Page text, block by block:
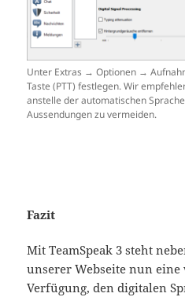
Unter Extras → Optionen →
Taste (PTT) festlegen. Wir
anstelle der automatischen
Aussendungen zu vermeiden.
Fazit
Mit TeamSpeak 3 steht
unserer Webseite nun
Verfügung, den digitalen